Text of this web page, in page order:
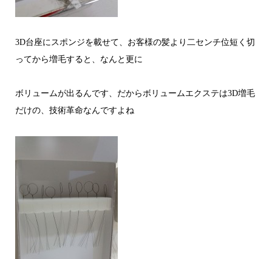
3D台座にスポンジを載せて、お客様の髪より二センチ位短く切
ってから増毛すると、なんと更に
ボリュームが出るんです、だからボリュームエクステは3D増毛
だけの、技術革命なんですよね